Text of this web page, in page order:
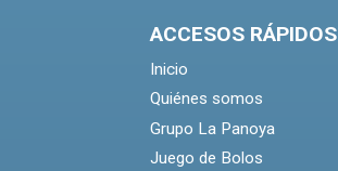
ACCESOS RÁPIDOS
Inicio
Quiénes somos
Grupo La Panoya
Juego de Bolos